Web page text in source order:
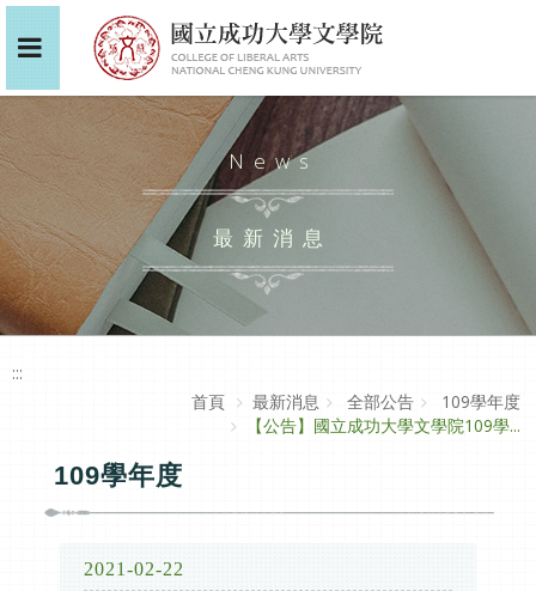
News
最新消息
:::
首頁
最新消息 全部公告
109學年度
【公告】國立成功大學文學院109學...
109學年度
2021-02-22